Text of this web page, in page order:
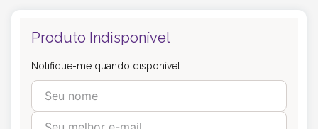
Produto Indisponível
Notifique-me quando disponível